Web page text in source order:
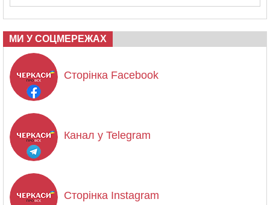
МИ У СОЦМЕРЕЖАХ
Сторінка Facebook
Канал у Telegram
Сторінка Instagram